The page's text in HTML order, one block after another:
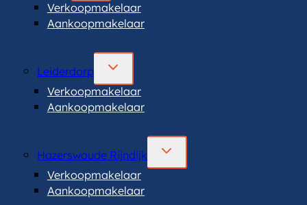
Verkoopmakelaar
Aankoopmakelaar
Leiderdorp
TOGGLE
Verkoopmakelaar
Aankoopmakelaar
Hazerswoude Rijndijk
TOGGLE
Verkoopmakelaar
Aankoopmakelaar